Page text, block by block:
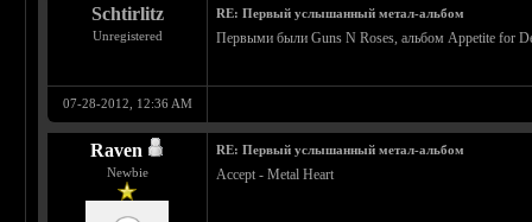
Schtirlitz
Unregistered
RE: Первый услышанный метал-альбом
Первыми были Guns N Roses, альбом Appetite for
07-28-2012, 12:36 AM
Raven
Newbie
RE: Первый услышанный метал-альбом
Accept - Metal Heart